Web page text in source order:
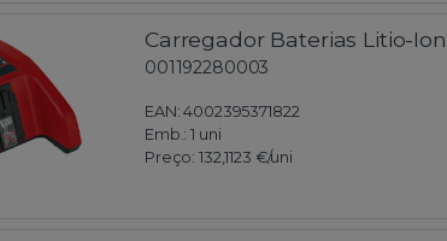
Carregador Baterias Litio-
001192280003
EAN: 4002395371822
Emb.:1 uni
Preço: 132,1123 €/uni